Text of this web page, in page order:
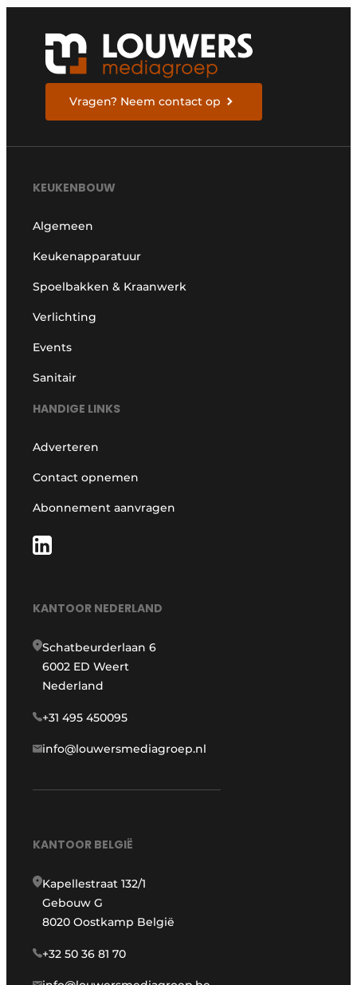
Vragen? Neem contact op
KEUKENBOUW
Algemeen
Keukenapparatuur
Spoelbakken & Kraanwerk
Verlichting
Events
Sanitair
HANDIGE LINKS
Adverteren
Contact opnemen
Abonnement aanvragen
KANTOOR NEDERLAND
Schatbeurderlaan 6
6002 ED Weert
Nederland
+31 495 450095
info@louwersmediagroep.nl
KANTOOR BELGIË
Kapellestraat 132/1
Gebouw G
8020 Oostkamp België
+32 50 36 81 70